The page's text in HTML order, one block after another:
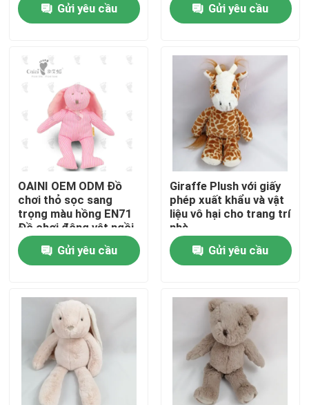
Trang chủ
Về chúng tôi
Tham quan nhà máy
Kiểm soát chất lượng
Liên hệ chúng tôi
Tin tức
Yêu cầu báo giá
Đồ chơi nhồi bông mềm
cua sang trọng
Gửi yêu cầu
siêu mềm nổi tiếng
Gửi yêu cầu
OAINI OEM ODM Đồ
chơi thỏ sọc sang
trọng màu hồng EN71
Đồ chơi động vật ngồi
mềm đáng yêu Đồ chơi
thỏ mềm có thể ôm
Gửi yêu cầu
Giraffe Plush với giấy
phép xuất khẩu và vật
liệu vô hại cho trang trí
nhà
Gửi yêu cầu